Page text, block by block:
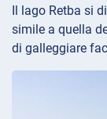
Il lago Retba si
simile a quella
di galleggiare